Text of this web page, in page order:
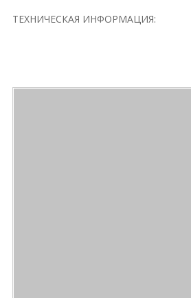
ТЕХНИЧЕСКАЯ ИНФОРМАЦИЯ: